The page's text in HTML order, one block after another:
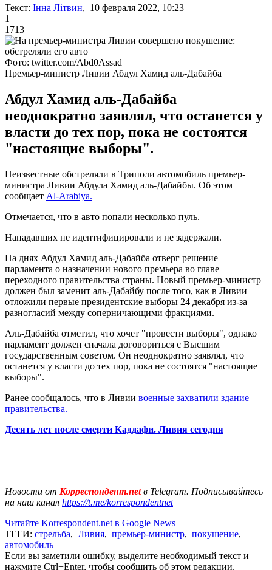
Текст: Інна Літвин, 10 февраля 2022, 10:23
1
1713
Фото: twitter.com/Abd0Assad
Премьер-министр Ливии Абдул Хамид аль-Дабайба
Абдул Хамид аль-Дабайба
неоднократно заявлял, что останется у
власти до тех пор, пока не состоятся
"настоящие выборы".
Неизвестные обстреляли в Триполи автомобиль премьер-
министра Ливии Абдула Хамид аль-Дабайбы. Об этом
сообщает Al-Arabiya.
Отмечается, что в авто попали несколько пуль.
Нападавших не идентифицировали и не задержали.
На днях Абдул Хамид аль-Дабайба отверг решение
парламента о назначении нового премьера во главе
переходного правительства страны. Новый премьер-министр
должен был заменит аль-Дабайбу после того, как в Ливии
отложили первые президентские выборы 24 декабря из-за
разногласий между соперничающими фракциями.
Аль-Дабайба отметил, что хочет "провести выборы", однако
парламент должен сначала договориться с Высшим
государственным советом. Он неоднократно заявлял, что
останется у власти до тех пор, пока не состоятся "настоящие
выборы".
Ранее сообщалось, что в Ливии военные захватили здание
правительства.
Десять лет после смерти Каддафи. Ливия сегодня
Новости от Корреспондент.netв Telegram. Подписывайтесь
на наш канал https://t.me/korrespondentnet
Читайте Korrespondent.net в Google News
ТЕГИ: стрельба, Ливия, премьер-министр, покушение,
автомобиль
Если вы заметили ошибку, выделите необходимый текст и
нажмите Ctrl+Enter, чтобы сообщить об этом редакции.